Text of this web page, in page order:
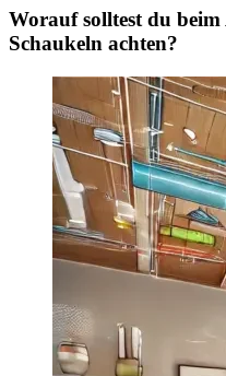
Worauf solltest du
Schaukeln achten?